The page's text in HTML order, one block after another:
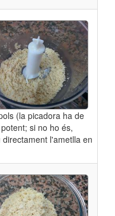
(la picadora ha de
si no ho és,
directament l'ametlla en